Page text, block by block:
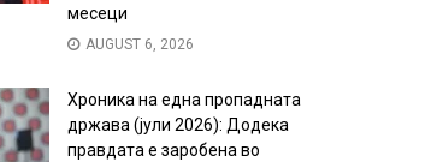
месеци
AUGUST 6, 2026
Хроника на една пропадната
држава (јули 2026): Додека
правдата е заробена во